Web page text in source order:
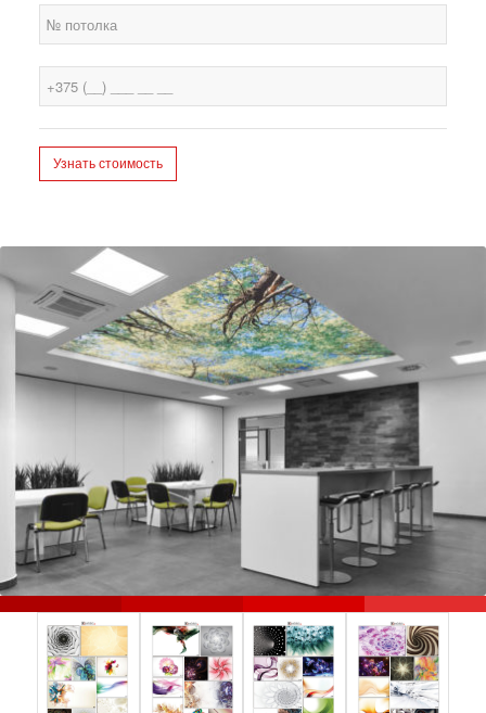
Узнать стоимость
Контактная
информация
29
7607788
+375
44
7607788
Работаем
ежедневно
21:00
Онлайн
консультация:
3dpotolok.by
соцсетях: